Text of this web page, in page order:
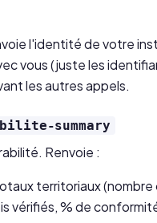
l'identité de votre
vous (juste les
les autres appels.
summary
Renvoie :
territoriaux
vérifiés, % de